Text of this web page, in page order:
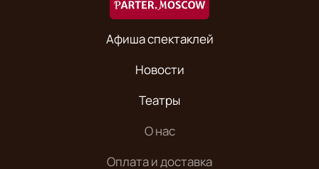
Афиша спектаклей
Новости
Театры
О нас
Оплата и доставка